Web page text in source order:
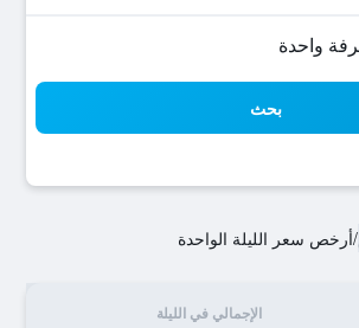
بحث
/أرخص سعر الليلة الواحدة
الإجمالي في الليلة